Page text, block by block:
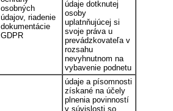
osobných
údajov, riadenie
dokumentácie
GDPR
údaje dotknutej
osoby
uplatnňujúcej si
svoje práva u
prevádzkovateľa v
rozsahu
nevyhnutnom na
vybavenie podnetu
údaje a písomnosti
získané na účely
plnenia povinností
v súvislosti so